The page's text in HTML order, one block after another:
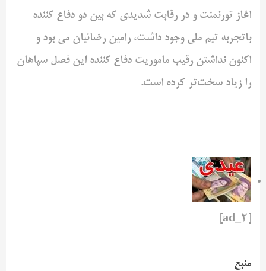
اغاز تورنمنت و در رقابت شدیدی که بین دو دفاع کننده
باتجربه تیم ملی وجود داشت، رامین رضائیان می بود و
اکنون نداشتن رقیب ماموریت دفاع کننده این فصل سپاهان
را زیاد سخت‌تر کرده است.
منبع